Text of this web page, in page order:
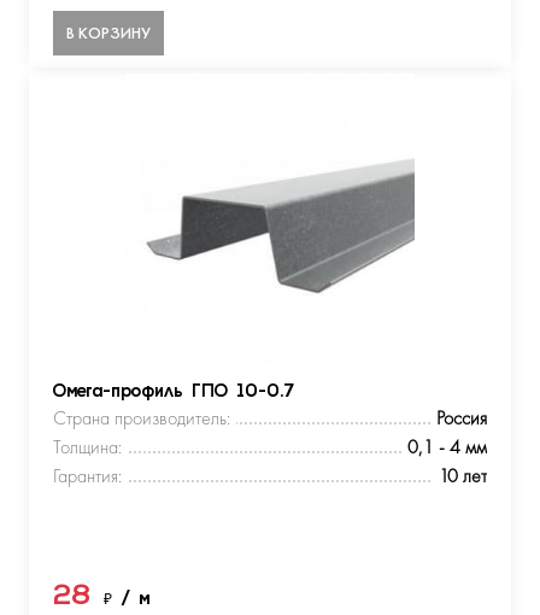
В КОРЗИНУ
Омега-профиль ГПО 10-0.7
Страна производитель:
Россия
Толщина:
0,1 - 4 мм
Гарантия:
10 лет
28 ₽ / м